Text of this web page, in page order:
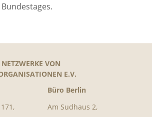
VON
E.V.
Büro Berlin
Am Sudhaus 2,